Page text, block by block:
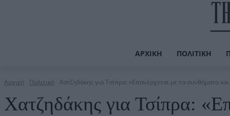
ΑΡΧΙΚΉ ΠΟΛΙΤΙΚΉ
Αρχική Πολιτική Χατζηδάκης για Τσίπρα: «Επανέρχεται με τα συνθήματα
Χατζηδάκης για Τσίπρα: